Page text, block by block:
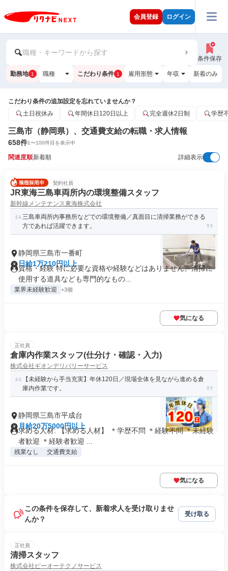
会員登録 ログイン
職種・キーワードから探す
条件保存
勤務地 1 職種 こだわり条件 1 雇用形態 年収 新着のみ
こだわり条件の追加設定を忘れていませんか？
土日祝休み
年間休日120日以上 完全週休2日制 学歴
三島市（静岡県）、交通費支給の転職・求人情報
658件1〜100件目を表示中
関連度順新着順 詳細表示
契約社員
JR東海三島車両所内の環境整備スタッフ
新幹線メンテナンス東海株式会社
三島車両所内事務所などでの環境整備／真面目に清掃業務ができる
方であれば活躍できます。
静岡県三島市一番町
日給1万210円以上
資格・経験 特に必要な資格や経験などはありません。清掃に
使用する道具なども専門的なもの...
業界未経験歓迎 +3個
気になる
正社員
倉庫内作業スタッフ(仕分け・確認・入力)
株式会社ギオンデリバリーサービス
【未経験から手当充実】年休120日／現場全体を見ながら進める倉
庫内作業です。
静岡県三島市平成台
月給20万5000円以上
求める人材: 【求める人材】 ＊学歴不問 ＊経験不問 ＊未経験
者歓迎 ＊経験者歓迎 ...
残業なし 交通費支給
気になる
この条件を保存して、新着求人を受け取りませ
んか？
受け取る
正社員
清掃スタッフ
株式会社ピーオーテクノサービス